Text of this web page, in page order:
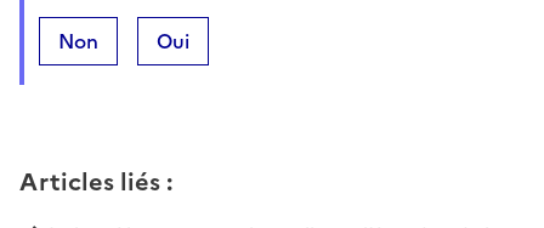
Non Oui
Articles liés :